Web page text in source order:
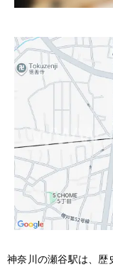
神奈川の瀬谷駅は、歴